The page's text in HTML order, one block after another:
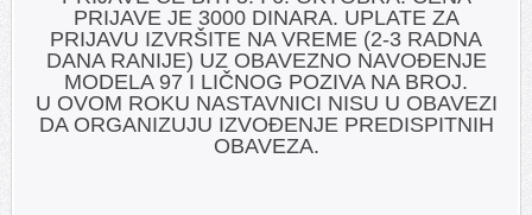
PRIJAVE JE 3000 DINARA. UPLATE ZA
PRIJAVU IZVRŠITE NA VREME (2-3 RADNA
DANA RANIJE) UZ OBAVEZNO NAVOĐENJE
MODELA 97 I LIČNOG POZIVA NA BROJ.
U OVOM ROKU NASTAVNICI NISU U OBAVEZI
DA ORGANIZUJU IZVOĐENJE PREDISPITNIH
OBAVEZA.